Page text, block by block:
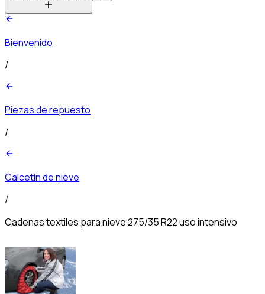
Bienvenido
/
Piezas de repuesto
/
Calcetín de nieve
/
Cadenas textiles para nieve 275/35 R22 uso intensivo